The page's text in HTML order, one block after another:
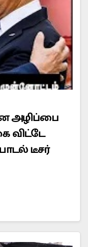
அழிப்பை
விட்டே
டீசர்